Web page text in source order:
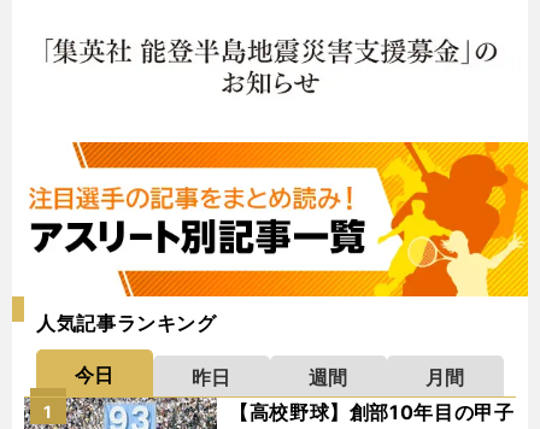
人気記事ランキング
今日 昨日 週間
月間
【高校野球】創部10年目の甲子
1